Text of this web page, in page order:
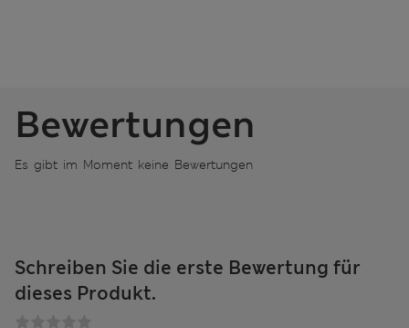
Bewertungen
Es gibt im Moment keine Bewertungen
Schreiben Sie die erste Bewertung für
dieses Produkt.